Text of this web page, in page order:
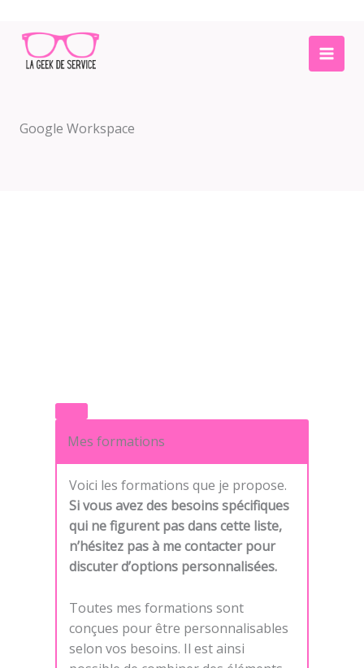
contenu
Google Workspace
Mes formations
Voici les formations que je propose.
Si vous avez des besoins spécifiques
qui ne figurent pas dans cette liste,
n’hésitez pas à me contacter pour
discuter d’options personnalisées.
Toutes mes formations sont
conçues pour être personnalisables
selon vos besoins. Il est ainsi